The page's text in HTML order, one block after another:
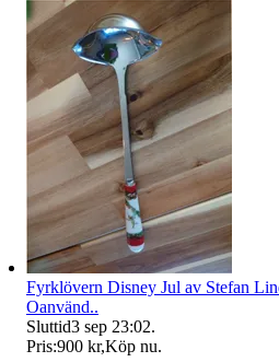
Fyrklövern Disney Jul av Stefan
Oanvänd..
Sluttid3 sep 23:02.
Pris:900 kr,Köp nu.